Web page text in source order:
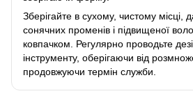
Зберігайте в сухому, чистому місці,
сонячних променів і підвищеної
ковпачком. Регулярно проводьте
інструменту, оберігаючи від
продовжуючи термін служби.